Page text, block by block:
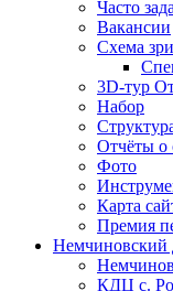
Часто
Вакансии
Схема
3D-тур
Набор
Отчёты о
Фото
Карта
Премия
Немчиновский
КДЦ с.